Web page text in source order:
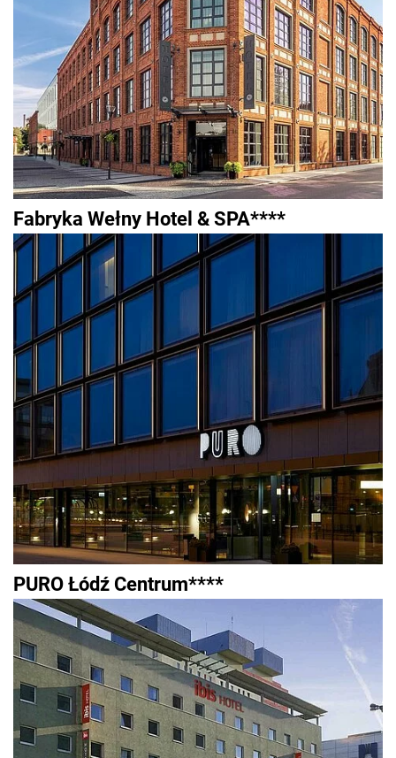
Fabryka Wełny Hotel & SPA****
PURO Łódź Centrum****